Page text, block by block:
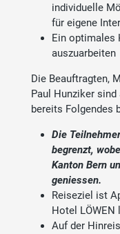
individuelle
für eigene
Ein optimales
auszuarbeiten
Die Beauftragten,
Paul Hunziker
bereits Folgendes
Die
begrenzt,
Kanton Bern
geniessen.
Reiseziel ist
Hotel LÖWEN
Auf der